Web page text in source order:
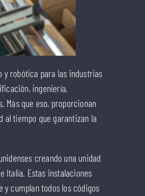
y robótica para las industrias
ingeniería,
Más que eso, proporcionan
al tiempo que garantizan la
creando una unidad
Italia. Estas instalaciones
cumplan todos los códigos